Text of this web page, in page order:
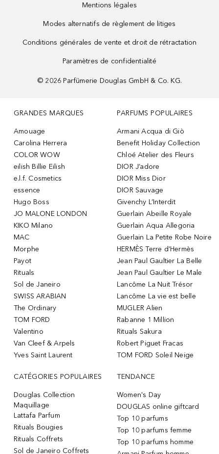
Mentions légales
Modes alternatifs de règlement de litiges
Conditions générales de vente et droit de rétractation
Paramètres de confidentialité
© 2026 Parfümerie Douglas GmbH & Co. KG.
GRANDES MARQUES
Amouage
Carolina Herrera
COLOR WOW
eilish Billie Eilish
e.l.f. Cosmetics
essence
Hugo Boss
JO MALONE LONDON
KIKO Milano
MAC
Morphe
Payot
Rituals
Sol de Janeiro
SWISS ARABIAN
The Ordinary
TOM FORD
Valentino
Van Cleef & Arpels
Yves Saint Laurent
PARFUMS POPULAIRES
Armani Acqua di Giò
Benefit Holiday Collection
Chloé Atelier des Fleurs
DIOR J’adore
DIOR Miss Dior
DIOR Sauvage
Givenchy L’Interdit
Guerlain Abeille Royale
Guerlain Aqua Allegoria
Guerlain La Petite Robe Noire
HERMÈS Terre d’Hermès
Jean Paul Gaultier La Belle
Jean Paul Gaultier Le Male
Lancôme La Nuit Trésor
Lancôme La vie est belle
MUGLER Alien
Rabanne 1 Million
Rituals Sakura
Robert Piguet Fracas
TOM FORD Soleil Neige
CATÉGORIES POPULAIRES
Douglas Collection
Maquillage
Lattafa Parfum
Rituals Bougies
Rituals Coffrets
Sol de Janeiro Coffrets
TENDANCE
Women's Day
DOUGLAS online giftcard
Top 10 parfums
Top 10 parfums femme
Top 10 parfums homme